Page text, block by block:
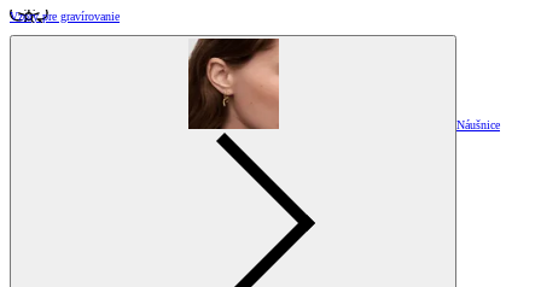
Vzory pre gravírovanie
Náušnice